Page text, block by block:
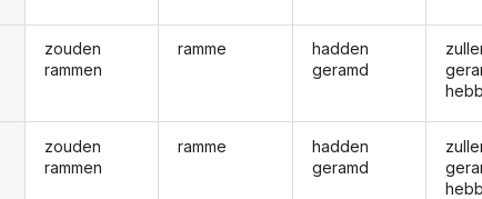
zouden
rammen
zouden
rammen
ramme
ramme
hadden
geramd
hadden
geramd